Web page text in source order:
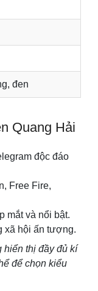
đen
Quang Hải
độc đáo
Free Fire,
mắt và nổi bật.
xã hội ấn tượng.
hiển thị đầy đủ kí
để chọn kiểu